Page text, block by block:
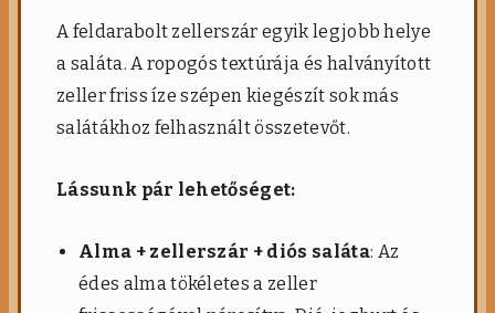
A feldarabolt zellerszár egyik legjobb helye
a saláta. A ropogós textúrája és halványított
zeller friss íze szépen kiegészít sok más
salátákhoz felhasznált összetevőt.
Lássunk pár lehetőséget:
Alma + zellerszár + diós saláta: Az
édes alma tökéletes a zeller